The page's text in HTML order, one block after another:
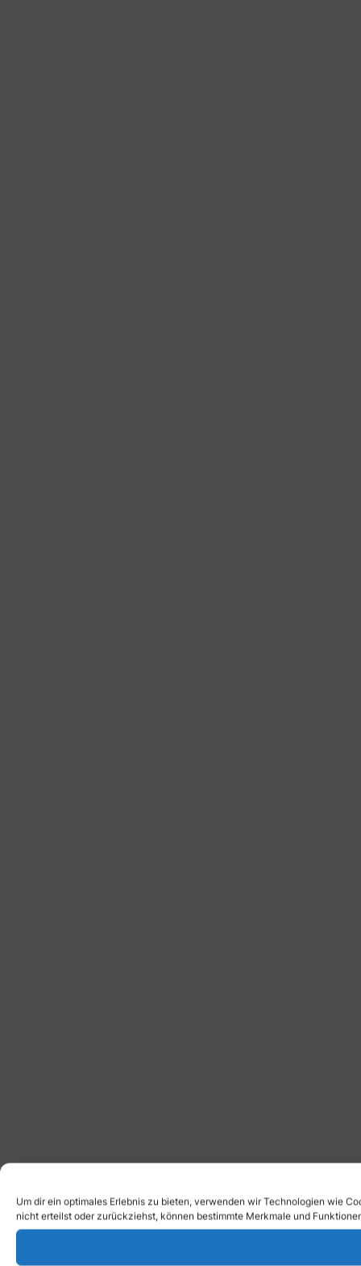
Um dir ein optimales Erlebnis zu bieten, verwenden wir Technologien wie
nicht erteilst oder zurückziehst, können bestimmte Merkmale und